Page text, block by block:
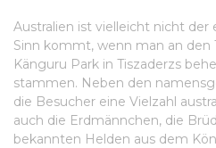
Australien ist vielleicht nicht der
Sinn kommt, wenn man an den
Känguru Park in Tiszaderzs
stammen. Neben den
die Besucher eine Vielzahl
auch die Erdmännchen, die
bekannten Helden aus dem